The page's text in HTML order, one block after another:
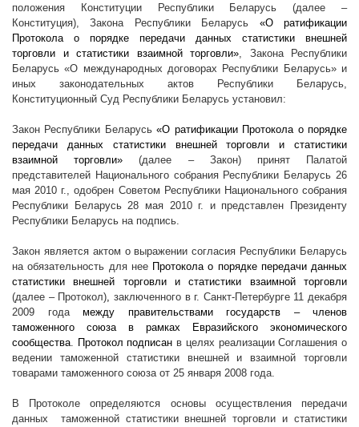
положения Конституции Республики Беларусь (далее –
Конституция), Закона Республики Беларусь «О ратификации
Протокола о порядке передачи данных статистики внешней
торговли и статистики взаимной торговли», Закона Республики
Беларусь «О международных договорах Республики Беларусь» и
иных законодательных актов Республики Беларусь,
Конституционный Суд Республики Беларусь установил:
Закон Республики Беларусь«О ратификации Протокола о порядке
передачи данных статистики внешней торговли и статистики
взаимной торговли» (далее – Закон) принят Палатой
представителей Национального собрания Республики Беларусь 26
мая2010 г., одобрен Советом Республики Национального собрания
Республики Беларусь 28 мая 2010 г. и представлен Президенту
Республики Беларусь на подпись.
Закон является актом о выражении согласия Республики Беларусь
на обязательность для нее Протокола о порядке передачи данных
статистики внешней торговли и статистики взаимной торговли
(далее – Протокол), заключенного в г. Санкт-Петербурге 11 декабря
2009 годамежду правительствами государств – членов
таможенного союза в рамках Евразийского экономического
сообщества. Протокол подписан в целях реализации Соглашения о
ведении таможенной статистики внешней и взаимной торговли
товарами таможенного союза от 25 января 2008 года.
В Протоколе определяются основы осуществления передачи
данных
таможенной статистики внешней торговли и статистики